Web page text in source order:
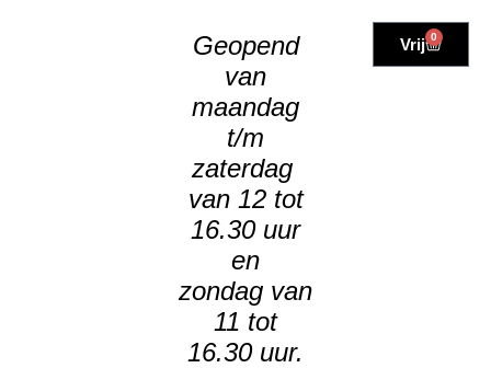
Geopend
van
maandag
t/m
zaterdag
van 12 tot
16.30 uur
en
zondag van
11 tot
16.30 uur.
Vrij 0